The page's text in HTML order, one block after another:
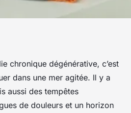
en charge
peut-elle aider
de
chronique dégénérative, c’est
dans une mer agitée. Il y a
aussi des tempêtes
de douleurs et un horizon